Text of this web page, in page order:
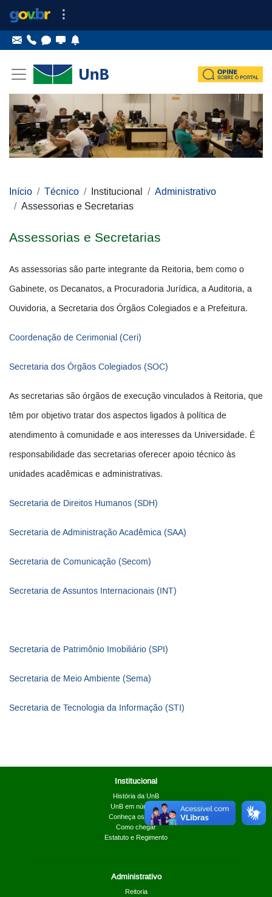
Início
Técnico Institucional
Administrativo
Assessorias e Secretarias
Assessorias e Secretarias
As assessorias são parte integrante da Reitoria, bem como o
Gabinete, os Decanatos, a Procuradoria Jurídica, a Auditoria, a
Ouvidoria, a Secretaria dos Órgãos Colegiados e a Prefeitura.
Coordenação de Cerimonial (Ceri)
Secretaria dos Órgãos Colegiados (SOC)
As secretarias são órgãos de execução vinculados à Reitoria, que
têm por objetivo tratar dos aspectos ligados à política de
atendimento à comunidade e aos interesses da Universidade. É
responsabilidade das secretarias oferecer apoio técnico às
unidades acadêmicas e administrativas.
Secretaria de Direitos Humanos (SDH)
Secretaria de Administração Acadêmica (SAA)
Secretaria de Comunicação (Secom)
Secretaria de Assuntos Internacionais (INT)
Secretaria de Patrimônio Imobiliário (SPI)
Secretaria de Meio Ambiente (Sema)
Secretaria de Tecnologia da Informação (STI)
Institucional
História da UnB
UnB em números
Conheça os campi
Como chegar
Estatuto e Regimento
Administrativo
Reitoria